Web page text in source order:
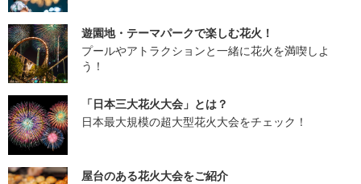
遊園地・テーマパークで楽しむ花火！
プールやアトラクションと一緒に花火を満喫しよ
う！
「日本三大花火大会」とは？
日本最大規模の超大型花火大会をチェック！
屋台のある花火大会をご紹介